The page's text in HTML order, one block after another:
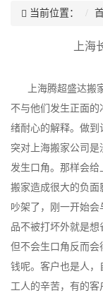
当前位置：
上海
上海腾超盛达搬家
不与他们发生正面
绪耐心的解释。做到
突对上海搬家公司是
发生口角。那样会
搬家造成很大的负面
吵架了，刚一开始
品不被打坏外就是
但不会生口角反而
钱呢。客户也是人，
工人的辛苦，有的客